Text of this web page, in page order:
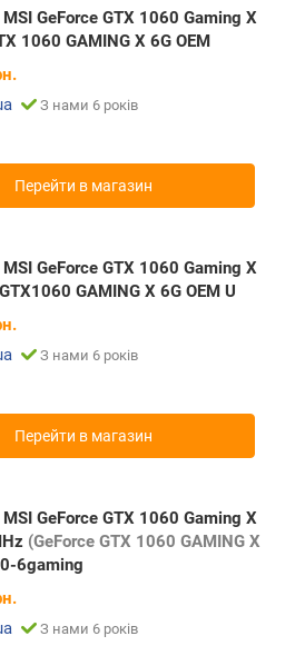
MSI GeForce GTX 1060 Gaming X
1060 GAMING X 6G OEM
З нами 6 років
Перейти в магазин
MSI GeForce GTX 1060 Gaming X
GAMING X 6G OEM U
З нами 6 років
Перейти в магазин
MSI GeForce GTX 1060 Gaming X
(GeForce GTX 1060 GAMING X
6gaming
З нами 6 років